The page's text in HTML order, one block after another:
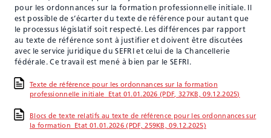
pour les ordonnances sur la formation professionnelle initiale. Il
est possible de s’écarter du texte de référence pour autant que
le processus législatif soit respecté. Les différences par rapport
au texte de référence sont à justifier et doivent être discutées
avec le service juridique du SEFRI et celui de la Chancellerie
fédérale. Ce travail est mené à bien par le SEFRI.
Texte de référence pour les ordonnances sur la formation
professionnelle initiale_Etat 01.01.2026 (PDF, 327KB, 09.12.2025)
Blocs de texte relatifs au texte de référence pour les ordonnances sur
la formation_Etat 01.01.2026 (PDF, 259KB, 09.12.2025)